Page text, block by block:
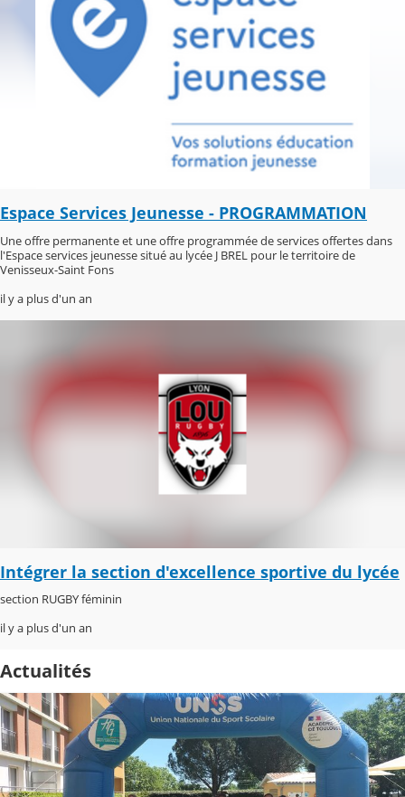
Espace Services Jeunesse - PROGRAMMATION
Une offre permanente et une offre programmée de services offertes dans
l'Espace services jeunesse situé au lycée J BREL pour le territoire de
Venisseux-Saint Fons
il y a plus d'un an
Intégrer la section d'excellence sportive du lycée
section RUGBY féminin
il y a plus d'un an
Actualités